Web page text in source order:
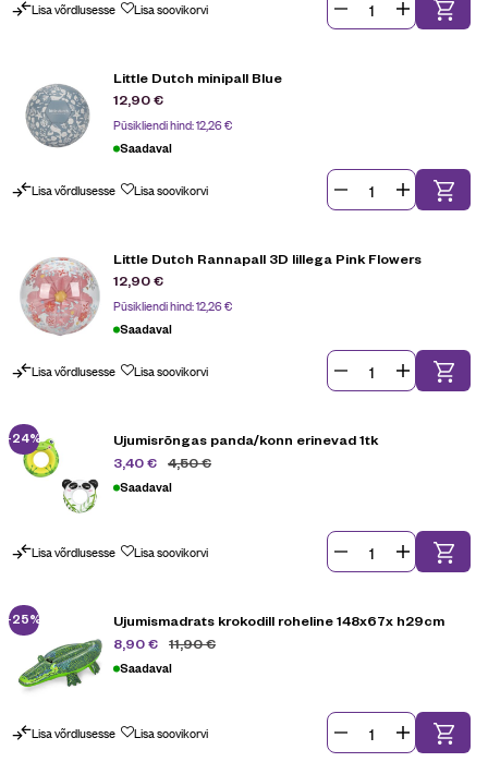
Lisa võrdlusesse Lisa soovikorvi
Little Dutch minipall Blue
12,90€
Püsikliendi hind:12,26€
Saadaval
Lisa võrdlusesse Lisa soovikorvi
Little Dutch Rannapall 3D lillega Pink Flowers
12,90€
Püsikliendi hind:12,26€
Saadaval
Lisa võrdlusesse Lisa soovikorvi
-24%
Ujumisrõngas panda/konn erinevad 1tk
4,50€
3,40€
Saadaval
Lisa võrdlusesse Lisa soovikorvi
-25%
Ujumismadrats krokodill roheline 148x67x h29cm
11,90€
8,90€
Saadaval
Lisa võrdlusesse Lisa soovikorvi